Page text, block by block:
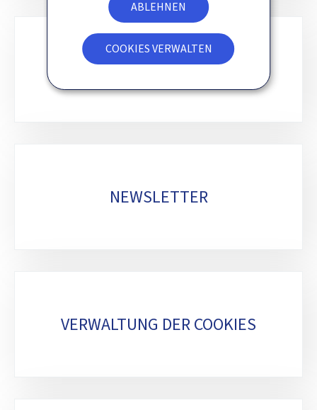
ABLEHNEN
COOKIES VERWALTEN
RECHTSMITTEL
NEWSLETTER
VERWALTUNG DER COOKIES